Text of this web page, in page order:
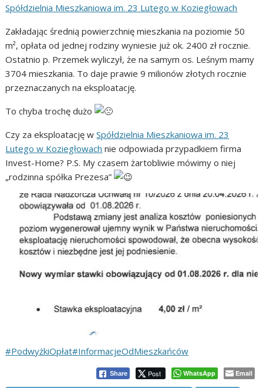
Spółdzielnia Mieszkaniowa im. 23 Lutego w Koziegłowach
Zakładając średnią powierzchnię mieszkania na poziomie 50
m², opłata od jednej rodziny wyniesie już ok. 2400 zł rocznie.
Ostatnio p. Przemek wyliczył, że na samym os. Leśnym mamy
3704 mieszkania. To daje prawie 9 milionów złotych rocznie
przeznaczanych na eksploatację.
To chyba trochę dużo
Czy za eksploatację wSpółdzielnia Mieszkaniowa im. 23
Lutego w Koziegłowach nie odpowiada przypadkiem firma
Invest-Home? P.S. My czasem żartobliwie mówimy o niej
„rodzinna spółka Prezesa”
#PodwyżkiOpłat#InformacjeOdMieszkańców
Share Post WhatsApp Email